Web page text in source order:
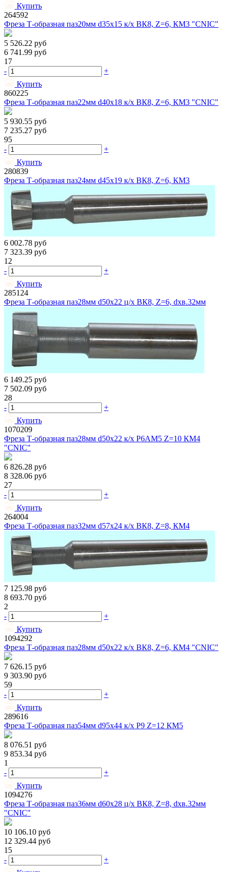
Купить
264592
Фреза Т-образная паз20мм d35х15 к/х ВК8, Z=6, КМ3 "CNIC"
5 526.22 руб
6 741.99 руб
17
-
+
Купить
860225
Фреза Т-образная паз22мм d40х18 к/х ВК8, Z=6, КМ3 "CNIC"
5 930.55 руб
7 235.27 руб
95
-
+
Купить
280839
Фреза Т-образная паз24мм d45х19 к/х ВК8, Z=6, КМ3
6 002.78 руб
7 323.39 руб
12
-
+
Купить
285124
Фреза Т-образная паз28мм d50х22 ц/х ВК8, Z=6, dхв.32мм
6 149.25 руб
7 502.09 руб
28
-
+
Купить
1070209
Фреза Т-образная паз28мм d50х22 к/х Р6АМ5 Z=10 КМ4
"CNIC"
6 826.28 руб
8 328.06 руб
27
-
+
Купить
264004
Фреза Т-образная паз32мм d57х24 к/х ВК8, Z=8, КМ4
7 125.98 руб
8 693.70 руб
2
-
+
Купить
1094292
Фреза Т-образная паз28мм d50х22 к/х ВК8, Z=6, КМ4 "CNIC"
7 626.15 руб
9 303.90 руб
59
-
+
Купить
289616
Фреза Т-образная паз54мм d95х44 к/х Р9 Z=12 КМ5
8 076.51 руб
9 853.34 руб
1
-
+
Купить
1094276
Фреза Т-образная паз36мм d60х28 ц/х ВК8, Z=8, dхв.32мм
"CNIC"
10 106.10 руб
12 329.44 руб
15
-
+